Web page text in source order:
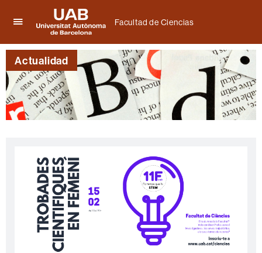
aquí
para
desplegar
el
menú
de
Facultad
Universitat
Autònoma
de
Barcelona
Facultad de Ciencias
Actualidad